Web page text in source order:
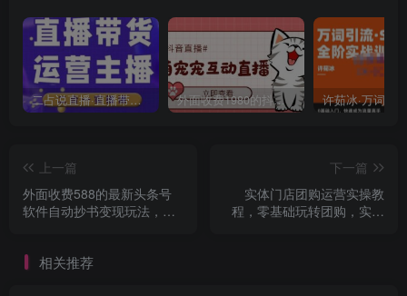
二占说直播·直播带货主播运营课程，主播运营二合一实操课 外面收费1980的抖音萌宠宠直播项目，可虚拟人直播，抖音报白，实时互动直播【软件+详细教程】
上一篇
外面收费588的最新头条号
软件自动抄书变现玩法，单
下一篇
实体门店团购运营实操教
程，零基础玩转团购，实体
相关推荐